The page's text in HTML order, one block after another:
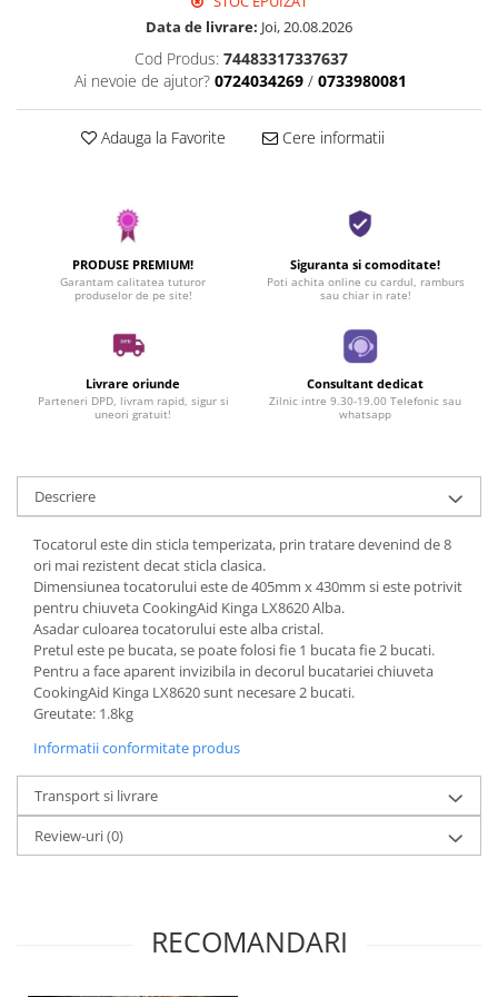
Data de livrare: Joi, 20.08.2026
Cod Produs: 74483317337637
Ai nevoie de ajutor? 0724034269 / 0733980081
Adauga la Favorite Cere informatii
PRODUSE PREMIUM!
Garantam calitatea tuturor
produselor de pe site!
Siguranta si comoditate!
Poti achita online cu cardul, ramburs
sau chiar in rate!
Livrare oriunde
Parteneri DPD, livram rapid, sigur si
uneori gratuit!
Consultant dedicat
Zilnic intre 9.30-19.00 Telefonic sau
whatsapp
Descriere
Tocatorul este din sticla temperizata, prin tratare devenind de 8
ori mai rezistent decat sticla clasica.
Dimensiunea tocatorului este de 405mm x 430mm si este potrivit
pentru chiuveta CookingAid Kinga LX8620 Alba.
Asadar culoarea tocatorului este alba cristal.
Pretul este pe bucata, se poate folosi fie 1 bucata fie 2 bucati.
Pentru a face aparent invizibila in decorul bucatariei chiuveta
CookingAid Kinga LX8620 sunt necesare 2 bucati.
Greutate: 1.8kg
Informatii conformitate produs
Transport si livrare
Review-uri(0)
RECOMANDARI